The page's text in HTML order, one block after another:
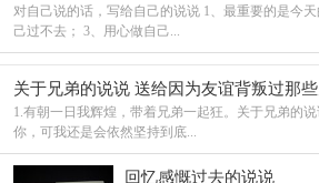
对自己说的话，写给自己的说说 1、最重要的是今
己过不去； 3、用心做自己...
关于兄弟的说说 送给因为友谊背叛过那
1.有朝一日我辉煌，带着兄弟一起狂。关于兄弟的
你，可我还是会依然坚持到底...
回忆感慨过去的说说